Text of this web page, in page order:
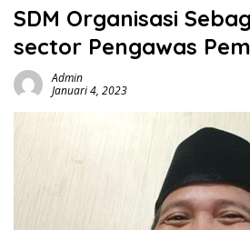
SDM Organisasi
sector Pengawas
Admin
Januari 4, 2023